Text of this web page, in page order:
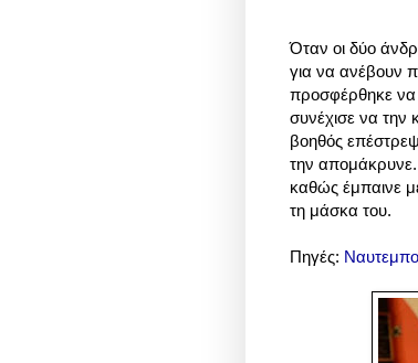
Όταν οι δύο
για να ανέβουν
προσφέρθηκε να
συνέχισε να την
βοηθός
την
καθώς έμπαινε
τη μάσκα του.
Πηγές: